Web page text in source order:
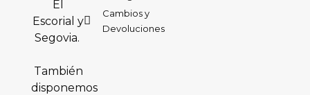
El
Escorial y
Segovia.
También
disponemos
Cambios y
Devoluciones